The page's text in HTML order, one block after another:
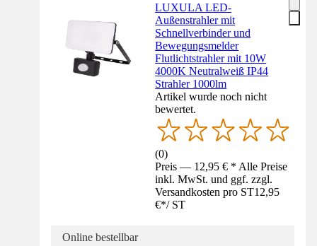
LUXULA LED-
Außenstrahler mit
Schnellverbinder und
Bewegungsmelder
Flutlichtstrahler mit 10W
4000K Neutralweiß IP44
Strahler 1000lm
Artikel wurde noch nicht
bewertet.
(0)
Preis — 12,95 € * Alle Preise
inkl. MwSt. und ggf. zzgl.
Versandkosten pro ST12,95
€*/ ST
Online bestellbar